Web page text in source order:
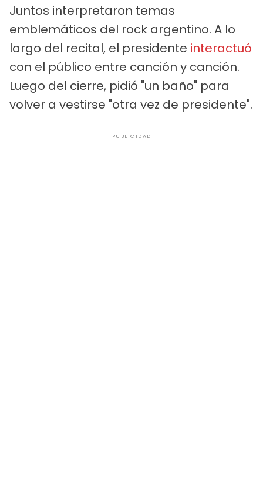
Juntos interpretaron temas
emblemáticos del rock argentino. A lo
largo del recital, el presidente interactuó
con el público entre canción y canción.
Luego del cierre, pidió "un baño" para
volver a vestirse "otra vez de presidente".
PUBLICIDAD